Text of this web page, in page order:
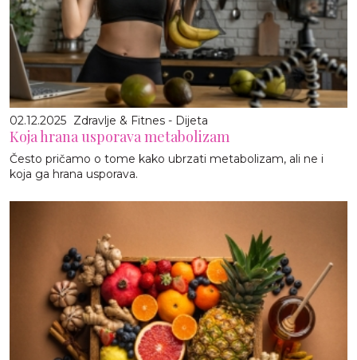
02.12.2025 Zdravlje & Fitnes - Dijeta
Koja hrana usporava metabolizam
Često pričamo o tome kako ubrzati metabolizam, ali ne i
koja ga hrana usporava.